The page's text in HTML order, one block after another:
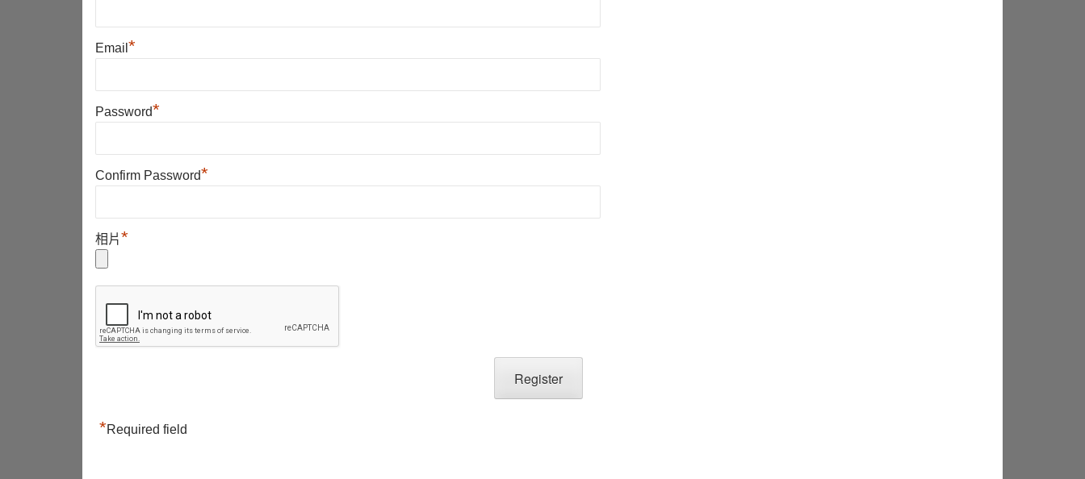
Email *
Password*
Confirm Password*
相片*
*Required field